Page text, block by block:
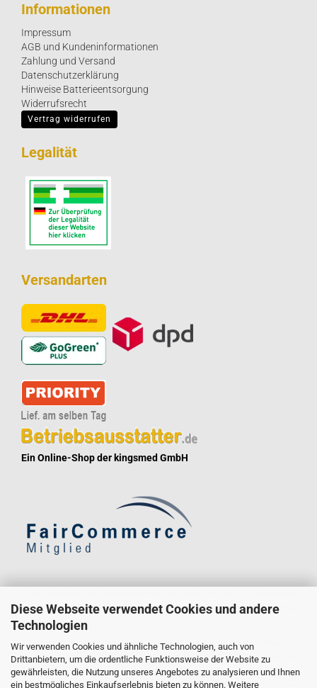
Diese Webseite verwendet Cookies und andere
Technologien
Wir verwenden Cookies und ähnliche Technologien, auch von
Drittanbietern, um die ordentliche Funktionsweise der Website zu
gewährleisten, die Nutzung unseres Angebotes zu analysieren und Ihnen
ein bestmögliches Einkaufserlebnis bieten zu können. Weitere
Informationen
Impressum
AGB und Kundeninformationen
Zahlung und Versand
Datenschutzerklärung
Hinweise Batterieentsorgung
Widerrufsrecht
Vertrag widerrufen
Legalität
Versandarten
Ein Online-Shop der kingsmed GmbH
könnten von Verbrauchern stammen, die die Ware oder Dienstleistung gar nicht erworben
oder genutzt haben.
* GoGreen Plus ist ein Service, der die Dekarbonisierungsmaßnahmen innerhalb des
Logistiknetzwerks von Deutsche Post und DHL unterstützt. Durch den Einsatz alternativer
Kraftstoffe und Technologien reduziert Deutsche Post und DHL den Verbrauch fossiler
Kraftstoffe im Transportmodus und in Gebäuden, die für die GoGreen Plus-Sendungen